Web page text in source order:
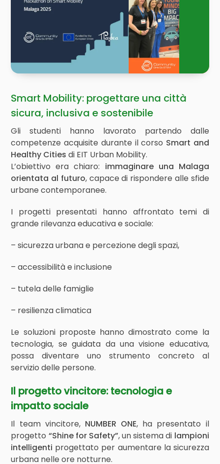
Smart Mobility: progettare una città
sicura, inclusiva e sostenibile
Gli studenti hanno lavorato partendo dalle
competenze acquisite durante il corso Smart and
Healthy Cities di EIT Urban Mobility.
L’obiettivo era chiaro: immaginare una Malaga
orientata al futuro, capace di rispondere alle sfide
urbane contemporanee.
I progetti presentati hanno affrontato temi di
grande rilevanza educativa e sociale:
– sicurezza urbana e percezione degli spazi,
– accessibilità e inclusione
– tutela delle famiglie
– resilienza climatica
Le soluzioni proposte hanno dimostrato come la
tecnologia, se guidata da una visione educativa,
possa diventare uno strumento concreto al
servizio delle persone.
Il progetto vincitore: tecnologia e
impatto sociale
Il team vincitore, NUMBER ONE, ha presentato il
progetto “Shine for Safety”, un sistema di lampioni
intelligenti progettato per aumentare la sicurezza
urbana nelle ore notturne.